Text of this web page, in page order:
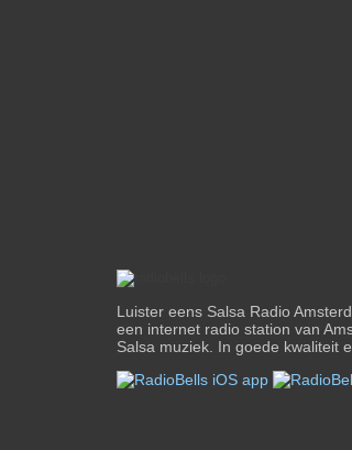
Luister eens Salsa Radio
een internet radio station van
Salsa muziek. In goede kwaliteit